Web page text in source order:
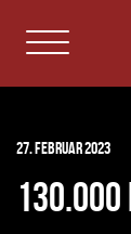
27. Februar 2023